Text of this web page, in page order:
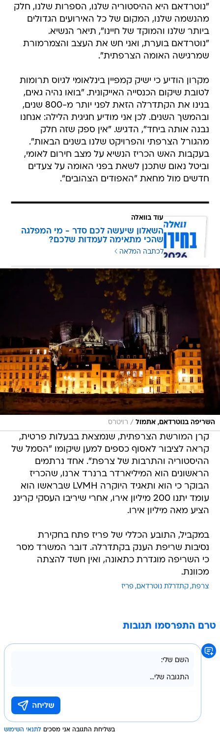
"נוטרדאם היא ההיסטוריה שלנו, הספרות שלנו, חלק
מהנשמה שלנו, המקום של כל האירועים הגדולים
ביותר שלנו והמוקד של חיינו", תיאר הנשיא.
"נוטרדאם בוערת, ואני חש את העצב והצמרמורת
שמרגישה האומה הצרפתית".
מקרון הודיע כי ישיק קמפיין בינלאומי לגיוס תרומות
לטובת שיקום הכנסייה האייקונית. "בואו נהיה גאים,
בנינו את הקתדרלה הזאת לפני יותר מ-800 שנים,
ובהמשך השנים. לכן אני מודיע חגיגית הלילה: אנחנו
נבנה אותה ביחד", הדגיש. "אין ספק שזה חלק
מהגורל הצרפתי והפרויקט שלנו בשנים הבאות".
בעקבות האש הכריז הנשיא על מצב חירום לאומי,
וביטל נאום שתכנן לשאת בפני האומה על צעדים
חדשים מול מחאת "האפודים הצהובים".
עוד בוואלה
השאלון שיעשה לכם סדר - מי המפלגה
שהכי מתאימה לעמדות שלכם?
לכתבה המלאה
השריפה בנוטרדאם, אתמול / רויטרס
קרן המורשת הצרפתית, שנמצאת בבעלות פרטית,
קראה לציבור לאסוף כספים למען שיקומו "הסמל של
ההיסטוריה והתרבות של צרפת". אחד נרתמים
הראשונים הוא המיליארדר ברנרד ארנו, שהכריז
הבוקר כי הוא ותאגיד היוקרה LVMH שבראשו הוא
עומד יתנו 200 מיליון אירו, אחרי שיריבו העסקי קרינג
הציע מאה מיליון אירו.
במקביל, התובע הכללי של פריז פתח בחקירת
נסיבות שריפת הענק בקתדרלה. דובר המשרד מסר
כי השריפה מוגדרת כתאונה, ואין חשד להצתה
מכוונת.
צרפת קתדרלת נוטרדאם פריז
טרם התפרסמו תגובות
בשליחת התגובה אני מסכים לתנאי השימוש